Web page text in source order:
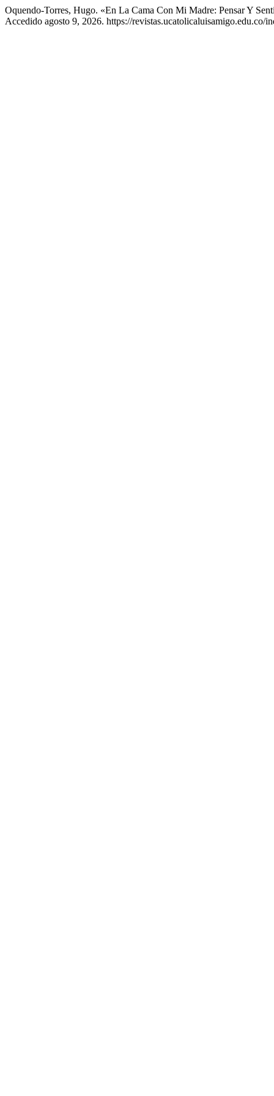
Oquendo-Torres, Hugo. «En La Cama Con Mi Madre: Pensar Y
Accedido agosto 9, 2026. https://revistas.ucatolicaluisamigo.edu.co/